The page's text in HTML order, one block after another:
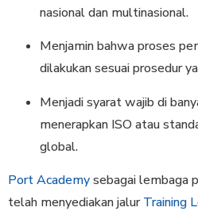
nasional dan multinasional.
Menjamin bahwa proses
dilakukan sesuai prosedur
Menjadi syarat wajib di
menerapkan ISO atau
global.
Port Academysebagai lembaga
telah menyediakan jalurTraining